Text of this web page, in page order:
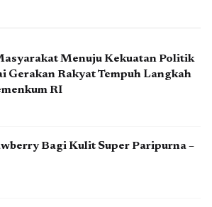
Menuju Kekuatan Politik
Gerakan Rakyat Tempuh Langkah
RI
Bagi Kulit Super Paripurna –